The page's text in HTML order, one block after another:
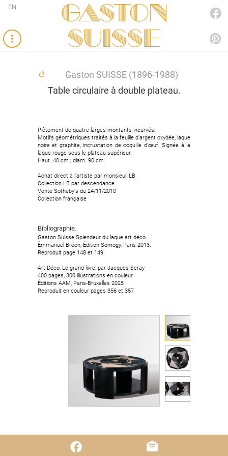
Gaston
SUISSE
EN
Gaston SUISSE (1896-1988)
Table circulaire à double plateau.
Piètement de quatre larges montants incurvés.
Motifs géométriques traités à la feuille d’argent oxydée, laque
noire et graphite, incrustation de coquille d’œuf. Signée à la
laque rouge sous le plateau supérieur.
Haut. 40 cm ; diam. 90 cm.
Achat direct à l'artiste par monsieur LB
Collection LB par descendance
Vente Sotheby's du 24/11/2010
Collection française
Bibliographie.
Gaston Suisse Splendeur du laque art déco.
Émmanuel Bréon, Édition Somogy, Paris 2013.
Reproduit page 148 et 149.
Art Déco, Le grand livre, par Jacques Seray
400 pages, 300 illustrations en couleur.
Éditions AAM, Paris-Bruxelles 2025
Reproduit en couleur pages 356 et 357
Piètement de quatre larges montants incurvés.
Motifs géométriques traités à la feuille d’argent oxydée, laque
noire et graphite, incrustation de coquille d’œuf. Signée à la
laque rouge sous le plateau supérieur.
Haut. 40 cm ; diam. 90 cm.
Achat direct à l'artiste par monsieur LB
Collection LB par descendance
Vente Sotheby's du 24/11/2010
Collection française
Bibliographie.
Gaston Suisse Splendeur du laque art déco.
Émmanuel Bréon, Édition Somogy, Paris 2013.
Reproduit page 148 et 149.
Art Déco, Le grand livre, par Jacques Seray
400 pages, 300 illustrations en couleur.
Éditions AAM, Paris-Bruxelles 2025
Reproduit en couleur pages 356 et 357